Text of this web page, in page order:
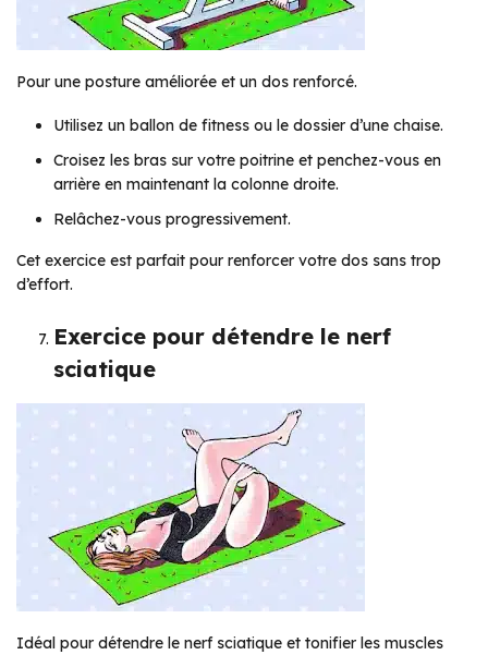
Pour une posture améliorée et un dos renforcé.
Utilisez un ballon de fitness ou le dossier d’une chaise.
Croisez les bras sur votre poitrine et penchez-vous en
arrière en maintenant la colonne droite.
Relâchez-vous progressivement.
Cet exercice est parfait pour renforcer votre dos sans trop
d’effort.
Exercice pour détendre le nerf
sciatique
Idéal pour détendre le nerf sciatique et tonifier les muscles